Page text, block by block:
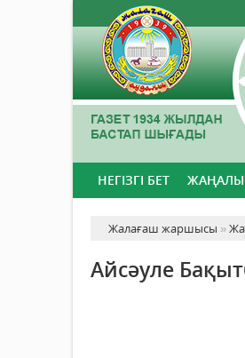
НЕГІЗГІ БЕТ
Жалағаш жаршысы »
Айсәуле